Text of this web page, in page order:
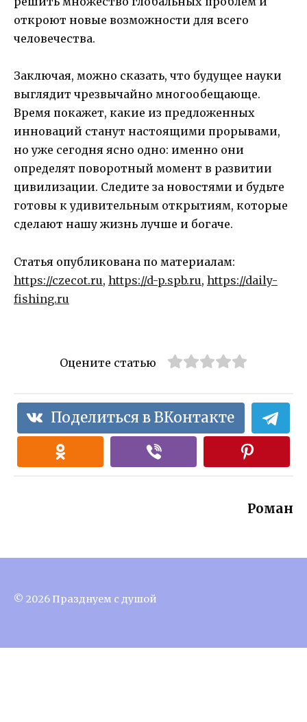
откроют новые возможности для всего
человечества.
Заключая, можно сказать, что будущее науки
выглядит чрезвычайно многообещающе.
Время покажет, какие из предложенных
инноваций станут настоящими прорывами,
но уже сегодня ясно одно: именно они
определят поворотный момент в развитии
цивилизации. Следите за новостями и будьте
готовы к удивительным открытиям, которые
сделают нашу жизнь лучше и богаче.
Статья опубликована по материалам:
https://czecot.ru, https://d-p.spb.ru, https://daily-
fishing.ru
Оцените статью
Поделиться в ВКонтакте
Роман
© 2026 Празднуем с душой